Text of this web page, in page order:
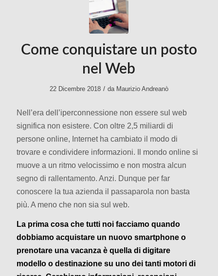
Come conquistare un posto
nel Web
22 Dicembre 2018 / da Maurizio Andreanò
Nell’era dell’iperconnessione non essere sul web
significa non esistere. Con oltre 2,5 miliardi di
persone online, Internet ha cambiato il modo di
trovare e condividere informazioni. Il mondo online si
muove a un ritmo velocissimo e non mostra alcun
segno di rallentamento. Anzi. Dunque per far
conoscere la tua azienda il passaparola non basta
più. A meno che non sia sul web.
La prima cosa che tutti noi facciamo quando
dobbiamo acquistare un nuovo smartphone o
prenotare una vacanza è quella di digitare
modello o destinazione su uno dei tanti motori di